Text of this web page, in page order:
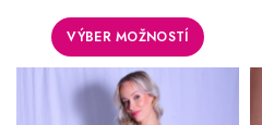
VÝBER MOŽNOSTÍ